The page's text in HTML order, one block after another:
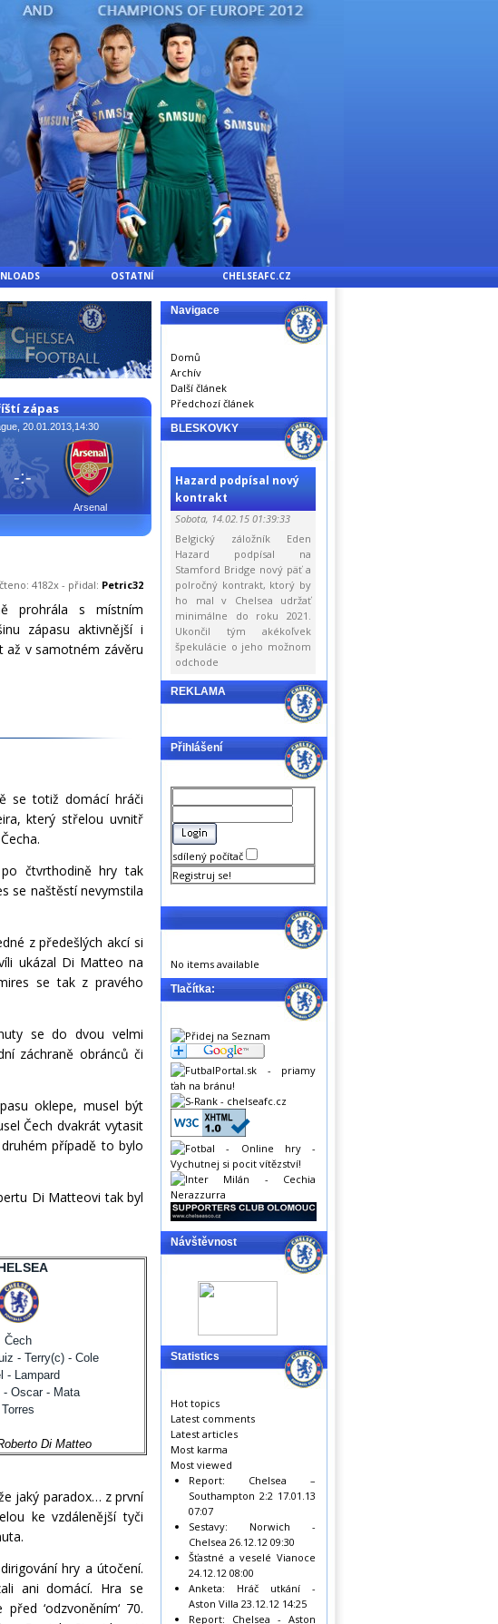
OSTATNÍ CHELSEAFC.CZ
zápas
20.01.2013,14:30
Arsenal
-:-
4182x - přidal: Petric32
prohrála s místním
zápasu aktivnější i
až v samotném závěru
se totiž domácí hráči
který střelou uvnitř
čtvrthodině hry tak
se naštěstí nevymstila
z předešlých akcí si
ukázal Di Matteo na
se tak z pravého
se do dvou velmi
záchraně obránců či
oklepe, musel být
Čech dvakrát vytasit
případě to bylo
Di Matteovi tak byl
Čech
- Terry(c) - Cole
- Lampard
- Oscar - Mata
Torres
Di Matteo
jaký paradox… z první
ke vzdálenější tyči
hry a útočení.
ani domácí. Hra se
‘odzvoněním‘ 70.
Navigace
Domů
Archív
Další článek
Předchozí článek
BLESKOVKY
Hazard podpísal nový
kontrakt
Sobota, 14.02.15 01:39:33
Belgický záložník Eden
Hazard podpísal na
Stamford Bridge nový päť a
polročný kontrakt, ktorý by
ho mal v Chelsea udržať
minimálne do roku 2021.
Ukončil tým akékoľvek
špekulácie o jeho možnom
odchode
REKLAMA
Přihlášení
sdílený počítač
Registruj se!
No items available
Tlačítka:
Návštěvnost
Statistics
Hot topics
Latest comments
Latest articles
Most karma
Most viewed
Report: Chelsea –
Southampton 2:2 17.01.13
07:07
Sestavy: Norwich -
Chelsea 26.12.12 09:30
Šťastné a veselé Vianoce
24.12.12 08:00
Anketa: Hráč utkání -
Aston Villa 23.12.12 14:25
Report: Chelsea - Aston